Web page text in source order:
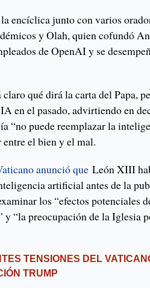
encíclica junto con varios
y Olah, quien cofundó
de OpenAI y se
claro qué dirá la carta del Papa,
en el pasado, advirtiendo en
“no puede reemplazar la
el bien y el mal.
anunció que León XIII
artificial antes de la
los “efectos potenciales
y “la preocupación de la Iglesia
TENSIONES DEL
TRUMP